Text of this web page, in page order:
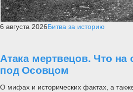
6 августа 2026Битва за историю
Атака мертвецов. Что
под Осовцом
О мифах и исторических фактах, а